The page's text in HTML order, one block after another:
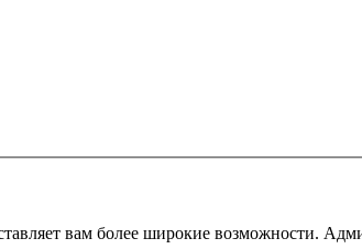
вам более широкие возможности.